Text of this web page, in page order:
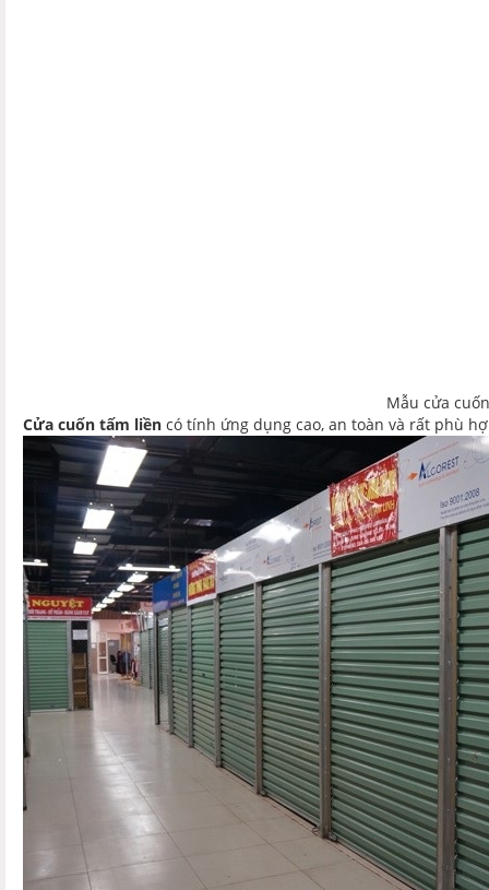
Mẫu cửa
Cửa cuốn tấm liền có tính ứng dụng cao, an toàn và rất phù